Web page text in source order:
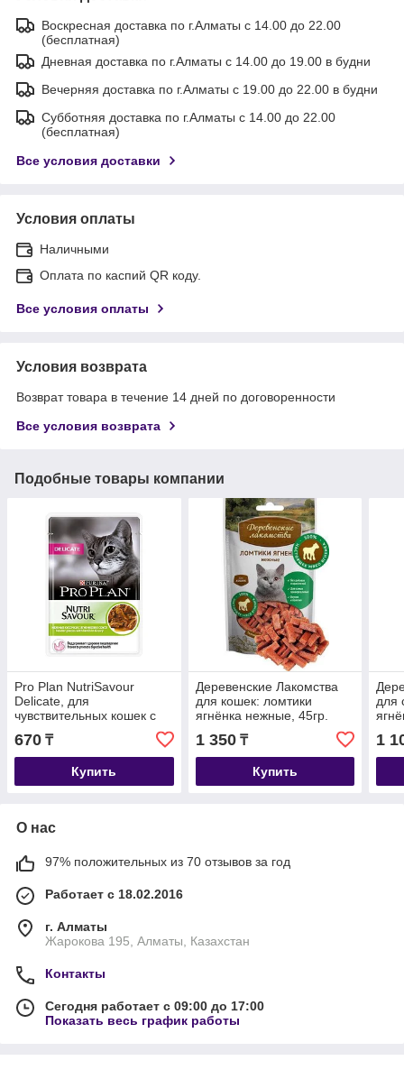
Воскресная доставка по г.Алматы с 14.00 до 22.00
(бесплатная)
Дневная доставка по г.Алматы с 14.00 до 19.00 в будни
Вечерняя доставка по г.Алматы с 19.00 до 22.00 в будни
Субботняя доставка по г.Алматы с 14.00 до 22.00
(бесплатная)
Все условия доставки
Условия оплаты
Наличными
Оплата по каспий QR коду.
Все условия оплаты
Условия возврата
Возврат товара в течение 14 дней по договоренности
Все условия возврата
Подобные товары компании
Pro Plan NutriSavour
Delicate, для
чувствительных кошек с
ягненком в соусе, пауч
85гр.
670 ₸
Купить
Деревенские Лакомства
для кошек: ломтики
ягнёнка нежные, 45гр.
1 350₸
Купить
для
1
О нас
97% положительных из 70 отзывов за год
Работает с 18.02.2016
г. Алматы
Жарокова 195, Алматы, Казахстан
Контакты
Сегодня работает с 09:00 до 17:00
Показать весь график работы